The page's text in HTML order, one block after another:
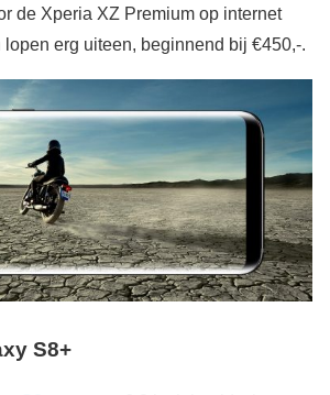
de Xperia XZ Premium op internet
erg uiteen, beginnend bij €450,-.
S8+